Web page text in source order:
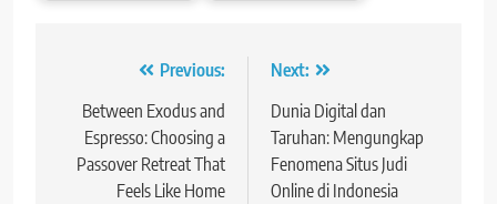
navigation
Previous:
Between Exodus and
Espresso: Choosing a
Passover Retreat That
Feels Like Home
Next:
Dunia Digital dan
Taruhan: Mengungkap
Fenomena Situs Judi
Online di Indonesia